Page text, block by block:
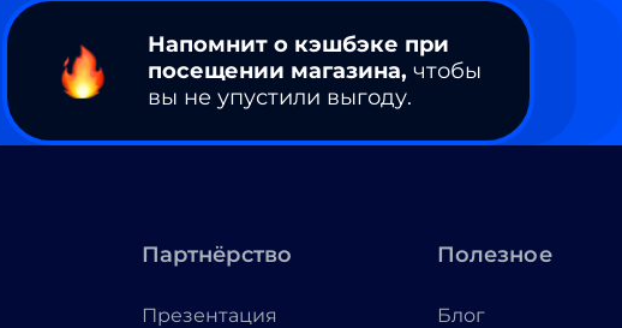
Напомнит о кэшбэке при
посещении магазина, чтобы
вы не упустили выгоду.
Партнёрство
Презентация
Полезное
Блог